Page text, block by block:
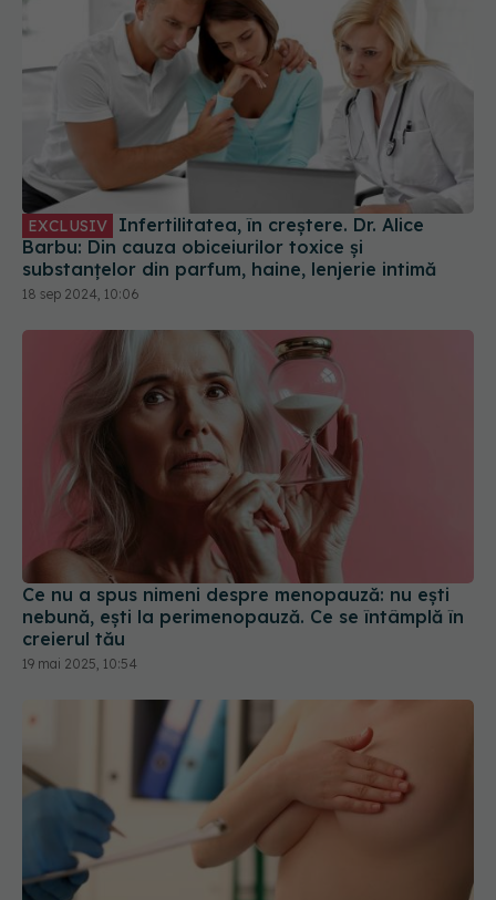
EXCLUSIV
Barbu: Din cauza obiceiurilor toxice și
substanțelor din parfum, haine, lenjerie intimă
18 sep 2024, 10:06
Ce nu a spus nimeni despre menopauză: nu ești
nebună, ești la perimenopauză. Ce se întâmplă în
creierul tău
19 mai 2025, 10:54